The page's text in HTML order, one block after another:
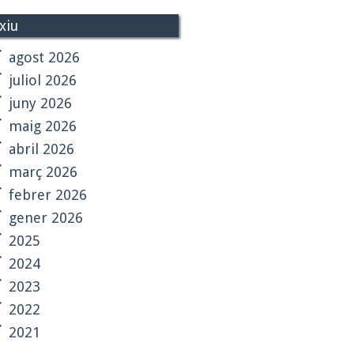
agost 2026
juliol 2026
juny 2026
maig 2026
abril 2026
març 2026
febrer 2026
gener 2026
2025
2024
2023
2022
2021